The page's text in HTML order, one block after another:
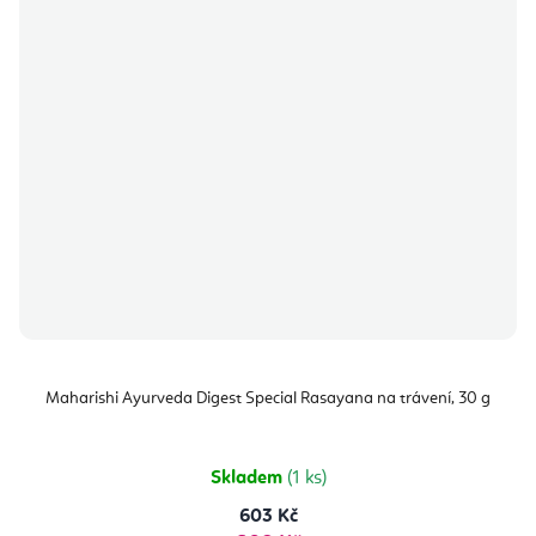
Maharishi Ayurveda Digest Special Rasayana na trávení, 30 g
Skladem (1 ks)
603 Kč